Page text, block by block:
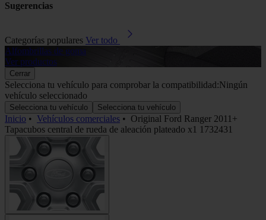
Sugerencias
Categorías populares Ver todo
Alfombrillas de goma
Ver productos
Cerrar
Selecciona tu vehículo para comprobar la compatibilidad:Ningún
vehículo seleccionado
Selecciona tu vehículo Selecciona tu vehículo
Inicio • Vehículos comerciales • Original Ford Ranger 2011+
Tapacubos central de rueda de aleación plateado x1 1732431